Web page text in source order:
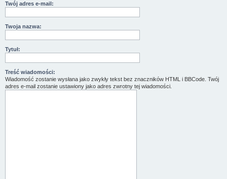
Twój adres e-mail:
Twoja nazwa:
Tytuł:
Treść wiadomości:
Wiadomość zostanie wysłana jako zwykły tekst bez znaczników HTML i BBCode. Twój
adres e-mail zostanie ustawiony jako adres zwrotny tej wiadomości.